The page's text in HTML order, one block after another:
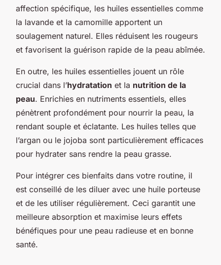
affection spécifique, les huiles essentielles comme
la lavande et la camomille apportent un
soulagement naturel. Elles réduisent les rougeurs
et favorisent la guérison rapide de la peau abîmée.
En outre, les huiles essentielles jouent un rôle
crucial dans l’hydratation et la nutrition de la
peau. Enrichies en nutriments essentiels, elles
pénètrent profondément pour nourrir la peau, la
rendant souple et éclatante. Les huiles telles que
l’argan ou le jojoba sont particulièrement efficaces
pour hydrater sans rendre la peau grasse.
Pour intégrer ces bienfaits dans votre routine, il
est conseillé de les diluer avec une huile porteuse
et de les utiliser régulièrement. Ceci garantit une
meilleure absorption et maximise leurs effets
bénéfiques pour une peau radieuse et en bonne
santé.